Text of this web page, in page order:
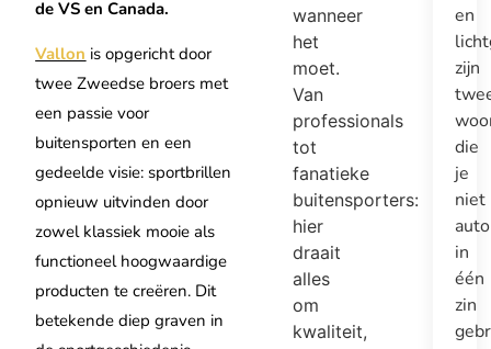
de VS en Canada.
Vallon is opgericht door
twee Zweedse broers met
een passie voor
buitensporten en een
gedeelde visie: sportbrillen
opnieuw uitvinden door
zowel klassiek mooie als
functioneel hoogwaardige
producten te creëren. Dit
betekende diep graven in
wanneer
het
moet.
Van
professionals
tot
fanatieke
buitensporters:
hier
draait
alles
om
kwaliteit,
en
zijn
die
je
niet
in
één
zin